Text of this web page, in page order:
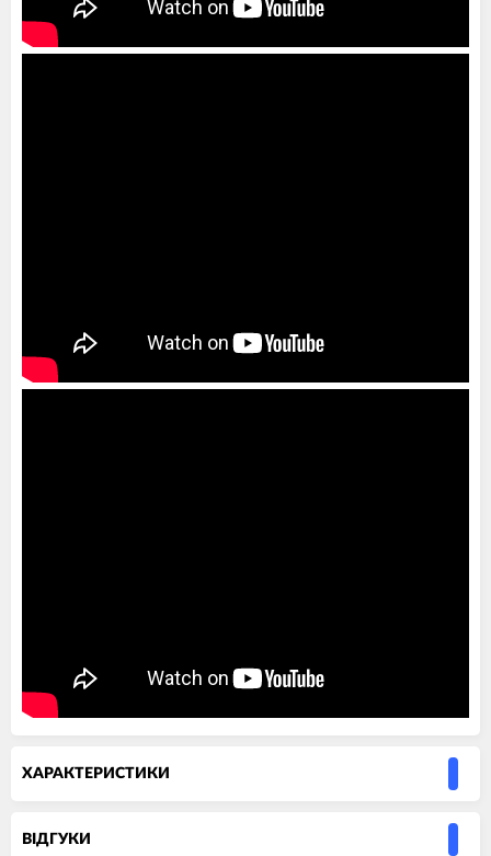
ХАРАКТЕРИСТИКИ
ВIДГУКИ